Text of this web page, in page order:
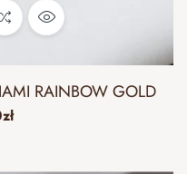
RAINBOW GOLD
zł